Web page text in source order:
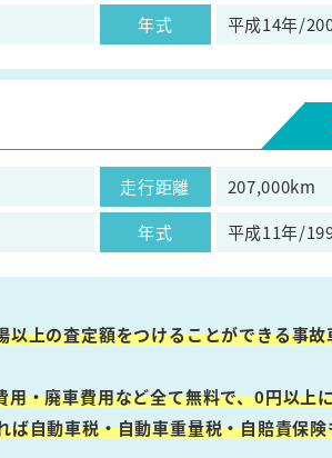
年式 平成14年/
走行距離
207,000km
年式 平成11年/
以上の査定額をつけることができる事
用・廃車費用など全て無料で、0円以上
ば自動車税・自動車重量税・自賠責保